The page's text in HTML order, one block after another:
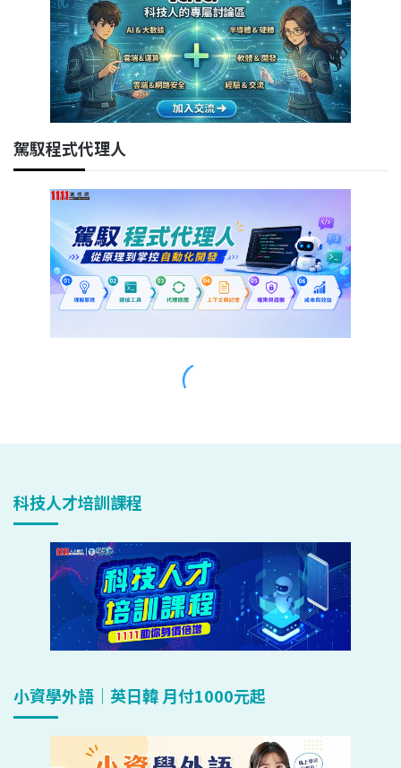
科技人才培訓課程
小資學外語｜英日韓 月付1000元起